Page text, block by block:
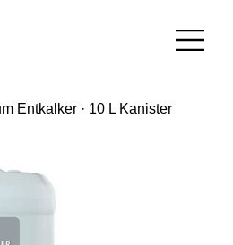
Entkalker · 10 L Kanister